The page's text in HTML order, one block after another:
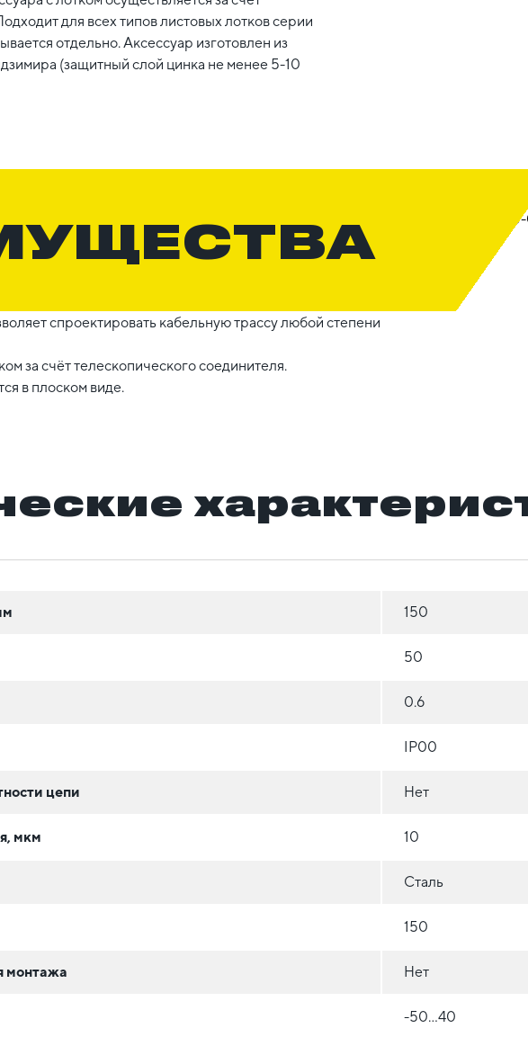
для всех типов листовых лотков серии
отдельно. Аксессуар изготовлен из
(защитный слой цинка не менее 5-10
спроектировать кабельную трассу любой степени
за счёт телескопического соединителя.
в плоском виде.
150
50
0.6
IP00
цепи Нет
мкм 10
Сталь
150
монтажа Нет
-50...40